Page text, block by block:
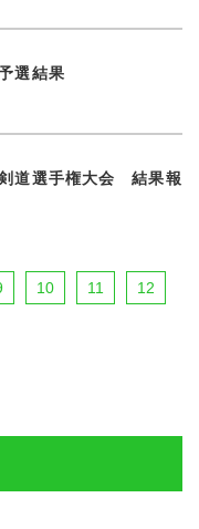
選結果
剣道選手権大会 結果報
10 11 12